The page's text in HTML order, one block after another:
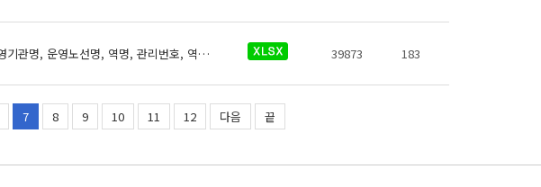
코레일 역사들의 자동심장충격기에 대한 데이터로 철도운영기관명, 운영노선명, 역명, 관리번호, 역내안전설비구분, 지상지하구분, 역층, 역층구분, (근접) 출입구번호, 상세위치, 제세동기 운영방식, 제세동기 출력에너지, 보유대수, 데이터 기준일자, 참고사항이 있습니다.
39873 183
7 8 9 10 11 12 다음 끝